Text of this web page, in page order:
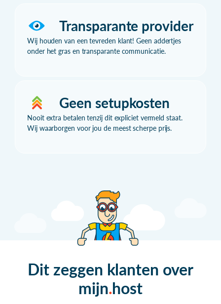
Transparante provider
Wij houden van een tevreden klant! Geen addertjes
onder het gras en transparante communicatie.
Geen setupkosten
Nooit extra betalen tenzij dit expliciet vermeld staat.
Wij waarborgen voor jou de meest scherpe prijs.
Dit zeggen klanten over
mijn host